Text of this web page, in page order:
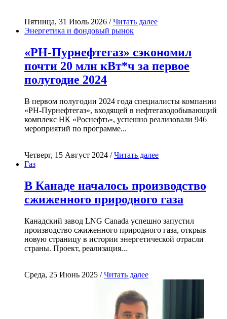
Пятница, 31 Июль 2026 /Читать далее
Энергетика и фондовый рынок
«РН-Пурнефтегаз» сэкономил
почти 20 млн кВт*ч за первое
полугодие 2024
В первом полугодии 2024 года специалисты компании
«РН-Пурнефтегаз», входящей в нефтегазодобывающий
комплекс НК «Роснефть», успешно реализовали 946
мероприятий по программе...
Четверг, 15 Август 2024 /Читать далее
Газ
В Канаде началось производство
сжиженного природного газа
Канадский завод LNG Canada успешно запустил
производство сжиженного природного газа, открыв
новую страницу в истории энергетической отрасли
страны. Проект, реализация...
Среда, 25 Июнь 2025 /Читать далее